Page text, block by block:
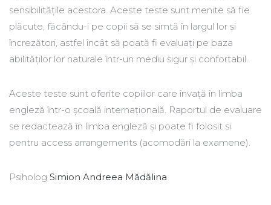
sensibilitățile acestora. Aceste teste sunt menite să fie
plăcute, făcându-i pe copii să se simtă în largul lor și
încrezători, astfel încât să poată fi evaluați pe baza
abilităților lor naturale într-un mediu sigur și confortabil.
Aceste teste sunt oferite copiilor care învață în limba
engleză într-o școală internațională. Raportul de evaluare
se redactează în limba engleză și poate fi folosit si
pentru access arrangements (acomodări la examene).
Psiholog Simion Andreea Mădălina